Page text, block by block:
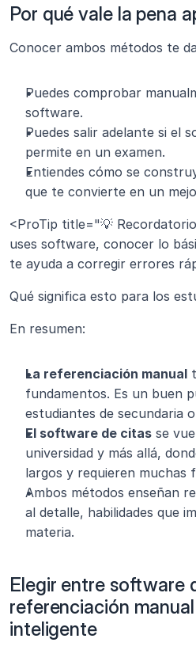
Por qué vale la pena
Conocer ambos métodos te
Puedes comprobar
software.
Puedes salir adelante si el
permite en un examen.
Entiendes cómo se
que te convierte en un
<ProTip title="💡
uses software, conocer lo
te ayuda a corregir errores
Qué significa esto para los
En resumen:
La referenciación manual
fundamentos. Es un buen
estudiantes de secundaria
El software de citas se
universidad y más allá,
largos y requieren muchas
Ambos métodos enseñan
al detalle, habilidades que
materia.
Elegir entre software
referenciación
inteligente